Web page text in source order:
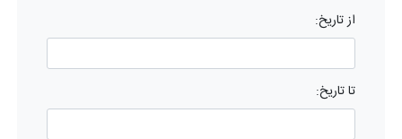
از تاریخ:
تا تاریخ: